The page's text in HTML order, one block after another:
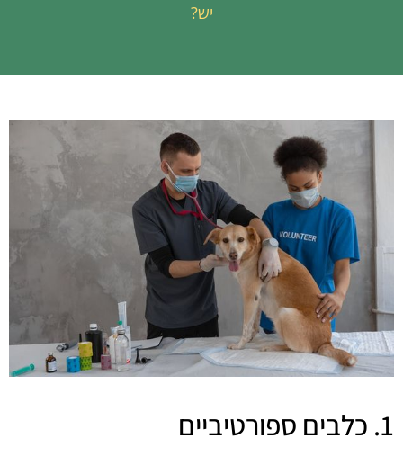
יש?
1. כלבים ספורטיביים